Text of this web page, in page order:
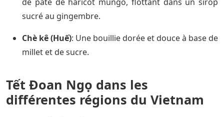
sucré au gingembre.
Chè kê (Huế): Une bouillie dorée et douce à base de
millet et de sucre.
Tết Đoan Ngọ dans les
différentes régions du Vietnam